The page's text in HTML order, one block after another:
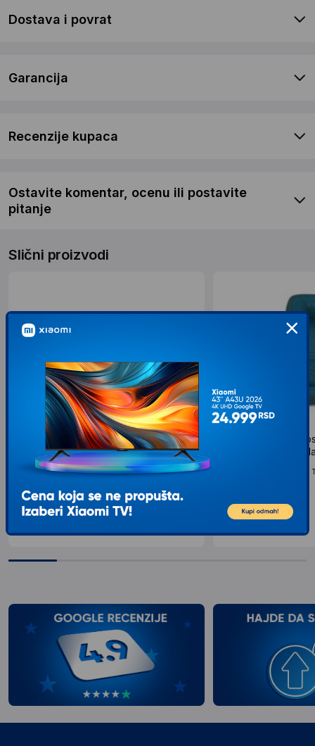
Dostava i povrat
Garancija
Recenzije kupaca
Ostavite komentar, ocenu ili postavite
pitanje
Slični proizvodi
KINDERKRAFT Autosedište I-SPARK I
SIZE - Zelena
Nosivost sedista: 0-36 kg, Tip sedista: Sedista za
9.14900RSD
KINDERKRAFT
SIZE 100-150cm -
Nosivost sedista: 0-36 kg,